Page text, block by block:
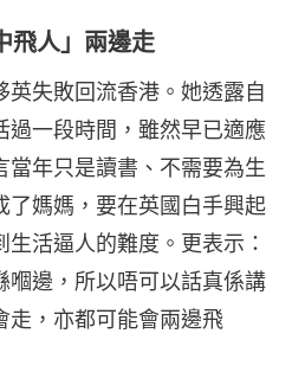
飛人」兩邊走
失敗回流香港。她透露自
過一段時間，雖然早已適應
當年只是讀書、不需要為生
了媽媽，要在英國白手興起
活逼人的難度。更表示：
嗰邊，所以唔可以話真係講
走，亦都可能會兩邊飛